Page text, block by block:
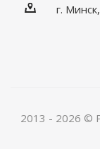
г.
2013 - 2026 ©